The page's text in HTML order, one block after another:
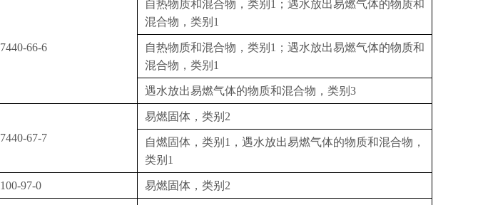
7440-66-6
自热物质和混合物，类别 1 ；遇水放出易燃气体的物质和
混合物，类别 1
自热物质和混合物，类别 1 ；遇水放出易燃气体的物质和
混合物，类别 1
遇水放出易燃气体的物质和混合物，类别 3
7440-67-7
易燃固体，类别 2
自燃固体，类别 1 ，遇水放出易燃气体的物质和混合物，
类别 1
100-97-0 易燃固体，类别 2